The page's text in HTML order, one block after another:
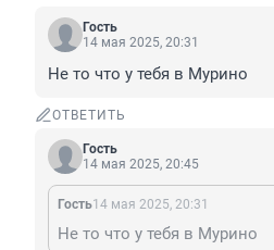
Гость
14 мая 2025, 20:31
Не то что у тебя в Мурино
ОТВЕТИТЬ
Гость
14 мая 2025, 20:45
Гость14 мая 2025, 20:31
Не то что у тебя в Мурино